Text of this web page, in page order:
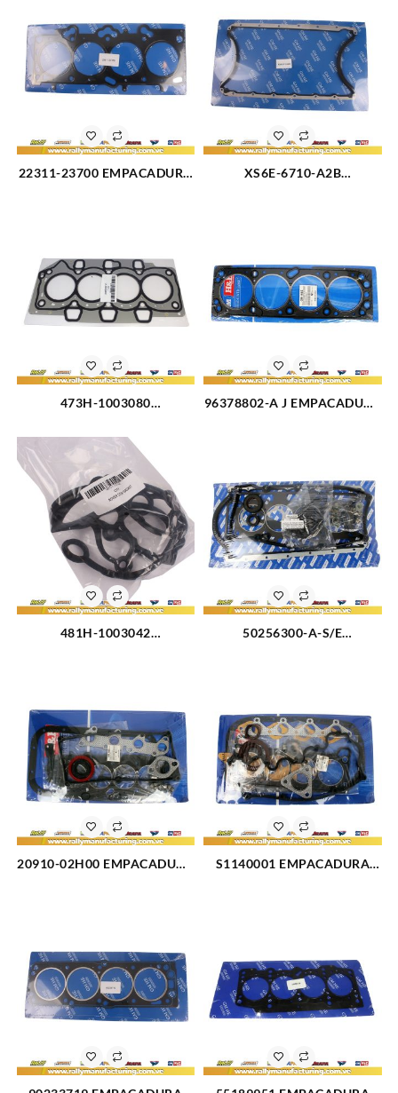
22311-23700 EMPACADURA
XS6E-6710-A2B
473H-1003080
CHERY ARAUCA (3080)
96378802-A J EMPACADURA
481H-1003042
50256300-A-S/E
20910-02H00 EMPACADURA
S1140001 EMPACADURA